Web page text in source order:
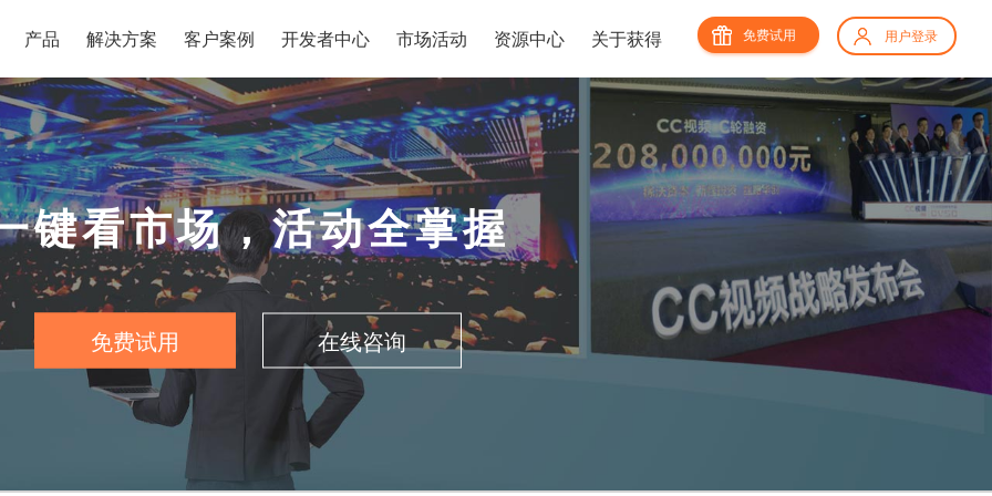
产品 解决方案 客户案例 开发者中心 市场活动 资源中心 关于获得 用户登录
免费试用
键看市场，活动全掌握
免费试用 在线咨询